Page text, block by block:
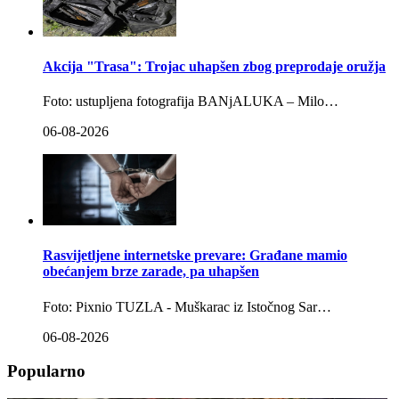
Akcija "Trasa": Trojac uhapšen zbog preprodaje oružja
Foto: ustupljena fotografija BANjALUKA – Milo…
06-08-2026
Rasvijetljene internetske prevare: Građane mamio
obećanjem brze zarade, pa uhapšen
Foto: Pixnio TUZLA - Muškarac iz Istočnog Sar…
06-08-2026
Popularno